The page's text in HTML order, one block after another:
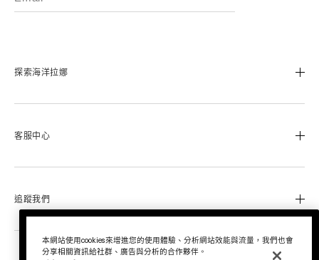
探索海洋拉娜
海洋拉娜極致工藝
美麗加冕會員計畫
客服中心
聯絡我們
退換貨服務
運送服務
追蹤我們
Instagram本網站使用cookies來增進您的使用體驗、分析網站效能與流量，我們也會
分享相關資訊給社群、廣告與分析的合作夥伴。